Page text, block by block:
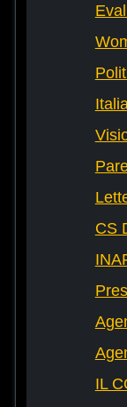
CS
IL